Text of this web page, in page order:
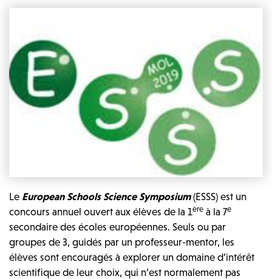
Le European Schools Science Symposium(ESSS) est un
concours annuel ouvert aux élèves de la 1ère à la 7e
secondaire des écoles européennes. Seuls ou par
groupes de 3, guidés par un professeur-mentor, les
élèves sont encouragés à explorer un domaine d’intérêt
scientifique de leur choix, qui n’est normalement pas